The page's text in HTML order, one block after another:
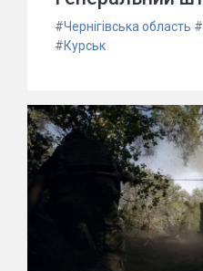
#Чернігівська область #
#Курськ